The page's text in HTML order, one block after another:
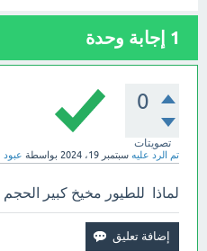
1 إجابة وحدة
0
تصويتات
تم الرد عليه سبتمبر 19، 2024 بواسطة عبود
لماذا للطيور مخيخ كبير الحجم